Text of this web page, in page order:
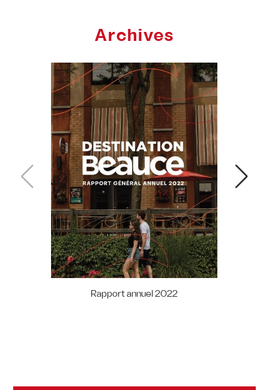
Archives
Rapport annuel 2022